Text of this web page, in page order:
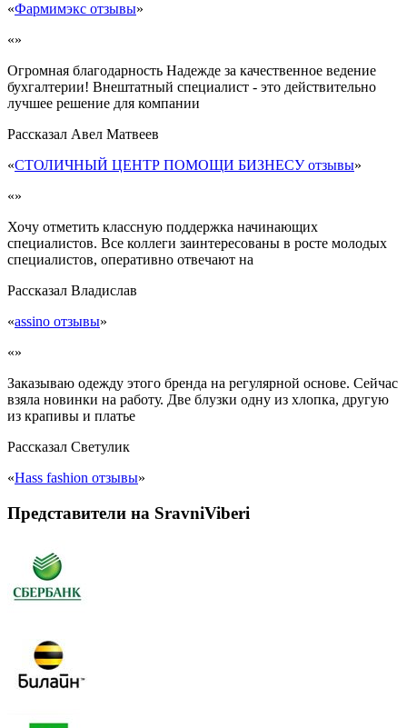
«Фармимэкс отзывы»
«»
Огромная благодарность Надежде за качественное ведение
бухгалтерии! Внештатный специалист - это действительно
лучшее решение для компании
Рассказал Авел Матвеев
«СТОЛИЧНЫЙ ЦЕНТР ПОМОЩИ БИЗНЕСУ отзывы»
«»
Хочу отметить классную поддержка начинающих
специалистов. Все коллеги заинтересованы в росте молодых
специалистов, оперативно отвечают на
Рассказал Владислав
«assino отзывы»
«»
Заказываю одежду этого бренда на регулярной основе. Сейчас
взяла новинки на работу. Две блузки одну из хлопка, другую
из крапивы и платье
Рассказал Светулик
«Hass fashion отзывы»
Представители на SravniViberi